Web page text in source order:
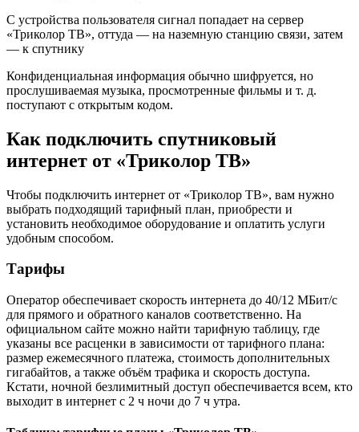
С устройства пользователя сигнал попадает на сервер
«Триколор ТВ», оттуда — на наземную станцию связи, затем
— к спутнику
Конфиденциальная информация обычно шифруется, но
прослушиваемая музыка, просмотренные фильмы и т. д.
поступают с открытым кодом.
Как подключить спутниковый
интернет от «Триколор ТВ»
Чтобы подключить интернет от «Триколор ТВ», вам нужно
выбрать подходящий тарифный план, приобрести и
установить необходимое оборудование и оплатить услуги
удобным способом.
Тарифы
Оператор обеспечивает скорость интернета до 40/12 МБит/с
для прямого и обратного каналов соответственно. На
официальном сайте можно найти тарифную таблицу, где
указаны все расценки в зависимости от тарифного плана:
размер ежемесячного платежа, стоимость дополнительных
гигабайтов, а также объём трафика и скорость доступа.
Кстати, ночной безлимитный доступ обеспечивается всем, кто
выходит в интернет с 2 ч ночи до 7 ч утра.